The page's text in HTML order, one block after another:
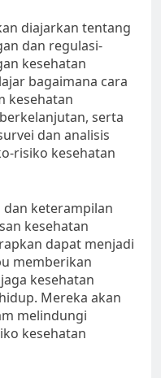
diajarkan tentang
dan regulasi-
kesehatan
bagaimana cara
kesehatan
serta
dan analisis
risiko kesehatan
dan keterampilan
kesehatan
dapat menjadi
memberikan
kesehatan
Mereka akan
melindungi
kesehatan